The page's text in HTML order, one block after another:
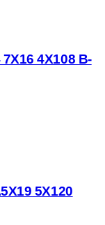
7Χ16 4Χ108 Β-
5X120